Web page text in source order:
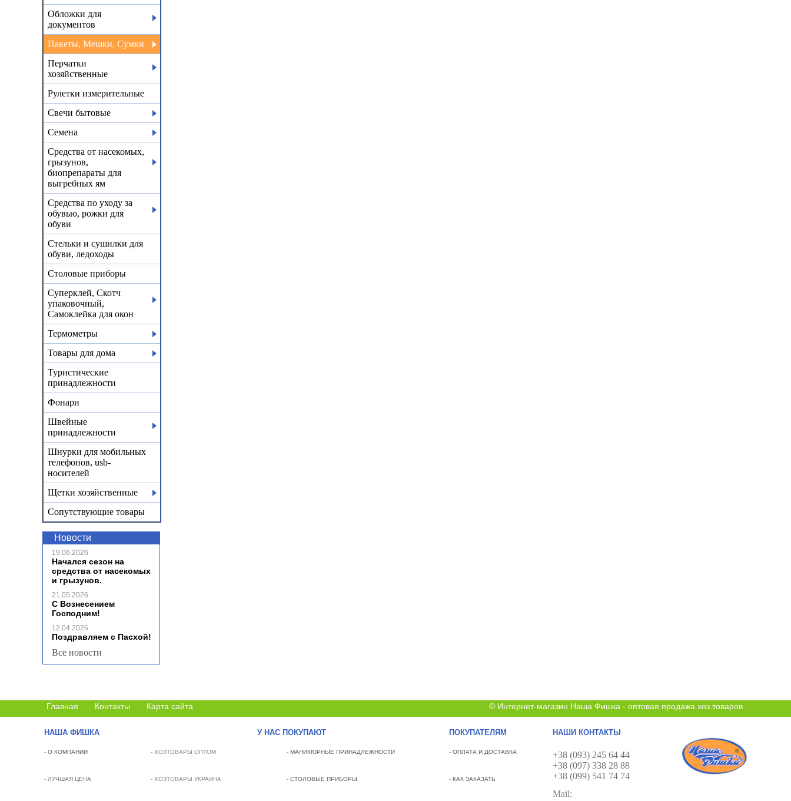
Обложки для
документов
Пакеты, Мешки, Сумки
Перчатки
хозяйственные
Рулетки измерительные
Свечи бытовые
Семена
Средства от насекомых,
грызунов,
биопрепараты для
выгребных ям
Средства по уходу за
обувью, рожки для
обуви
Стельки и сушилки для
обуви, ледоходы
Столовые приборы
Суперклей, Скотч
упаковочный,
Самоклейка для окон
Термометры
Товары для дома
Туристические
принадлежности
Фонари
Швейные
принадлежности
Шнурки для мобильных
телефонов, usb-
носителей
Щетки хозяйственные
Сопутствующие товары
Новости
19.06.2026
Начался сезон на
средства от насекомых
и грызунов.
21.05.2026
С Вознесением
Господним!
12.04.2026
Поздравляем с Пасхой!
Все новости
Главная Контакты Карта сайта © Интернет-магазин Наша Фишка - оптовая продажа хоз.товаров
НАША ФИШКА У НАС ПОКУПАЮТ ПОКУПАТЕЛЯМ НАШИ КОНТАКТЫ
- О КОМПАНИИ - ХОЗТОВАРЫ ОПТОМ - МАНИКЮРНЫЕ ПРИНАДЛЕЖНОСТИ - ОПЛАТА И ДОСТАВКА
+38 (093) 245 64 44
+38 (097) 338 28 88
+38 (099) 541 74 74
Mail:
- ЛУЧШАЯ ЦЕНА - ХОЗТОВАРЫ УКРАИНА - СТОЛОВЫЕ ПРИБОРЫ - КАК ЗАКАЗАТЬ